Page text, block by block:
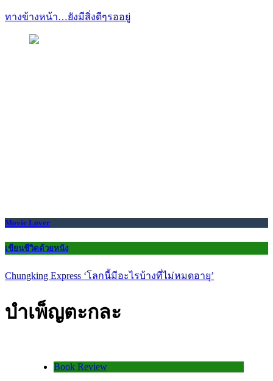
ทางข้างหน้า…ยังมีสิ่งดีๆรออยู่
Movie Lover
เขียนชีวิตด้วยหนัง
Chungking Express ‘โลกนี้มีอะไรบ้างที่ไม่หมดอายุ’
บำเพ็ญตะกละ
Book Review